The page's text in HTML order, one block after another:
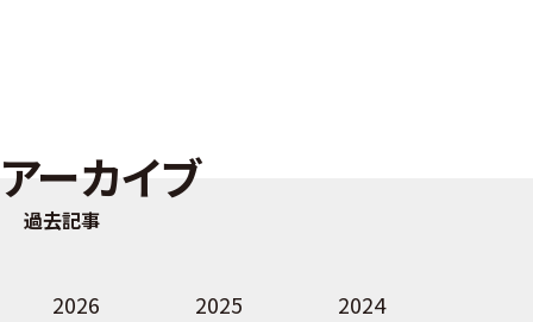
アーカイブ
過去記事
2026 2025
2024